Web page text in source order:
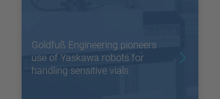
Goldfuß Engineering pioneers
use of Yaskawa robots for
handling sensitive vials